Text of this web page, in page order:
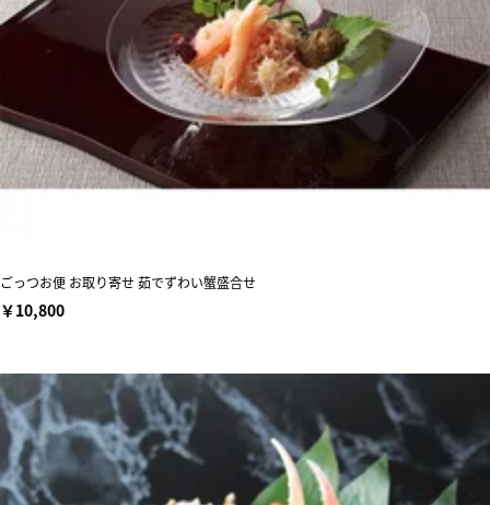
ごっつお便 お取り寄せ 茹でずわい蟹盛合せ
￥10,800